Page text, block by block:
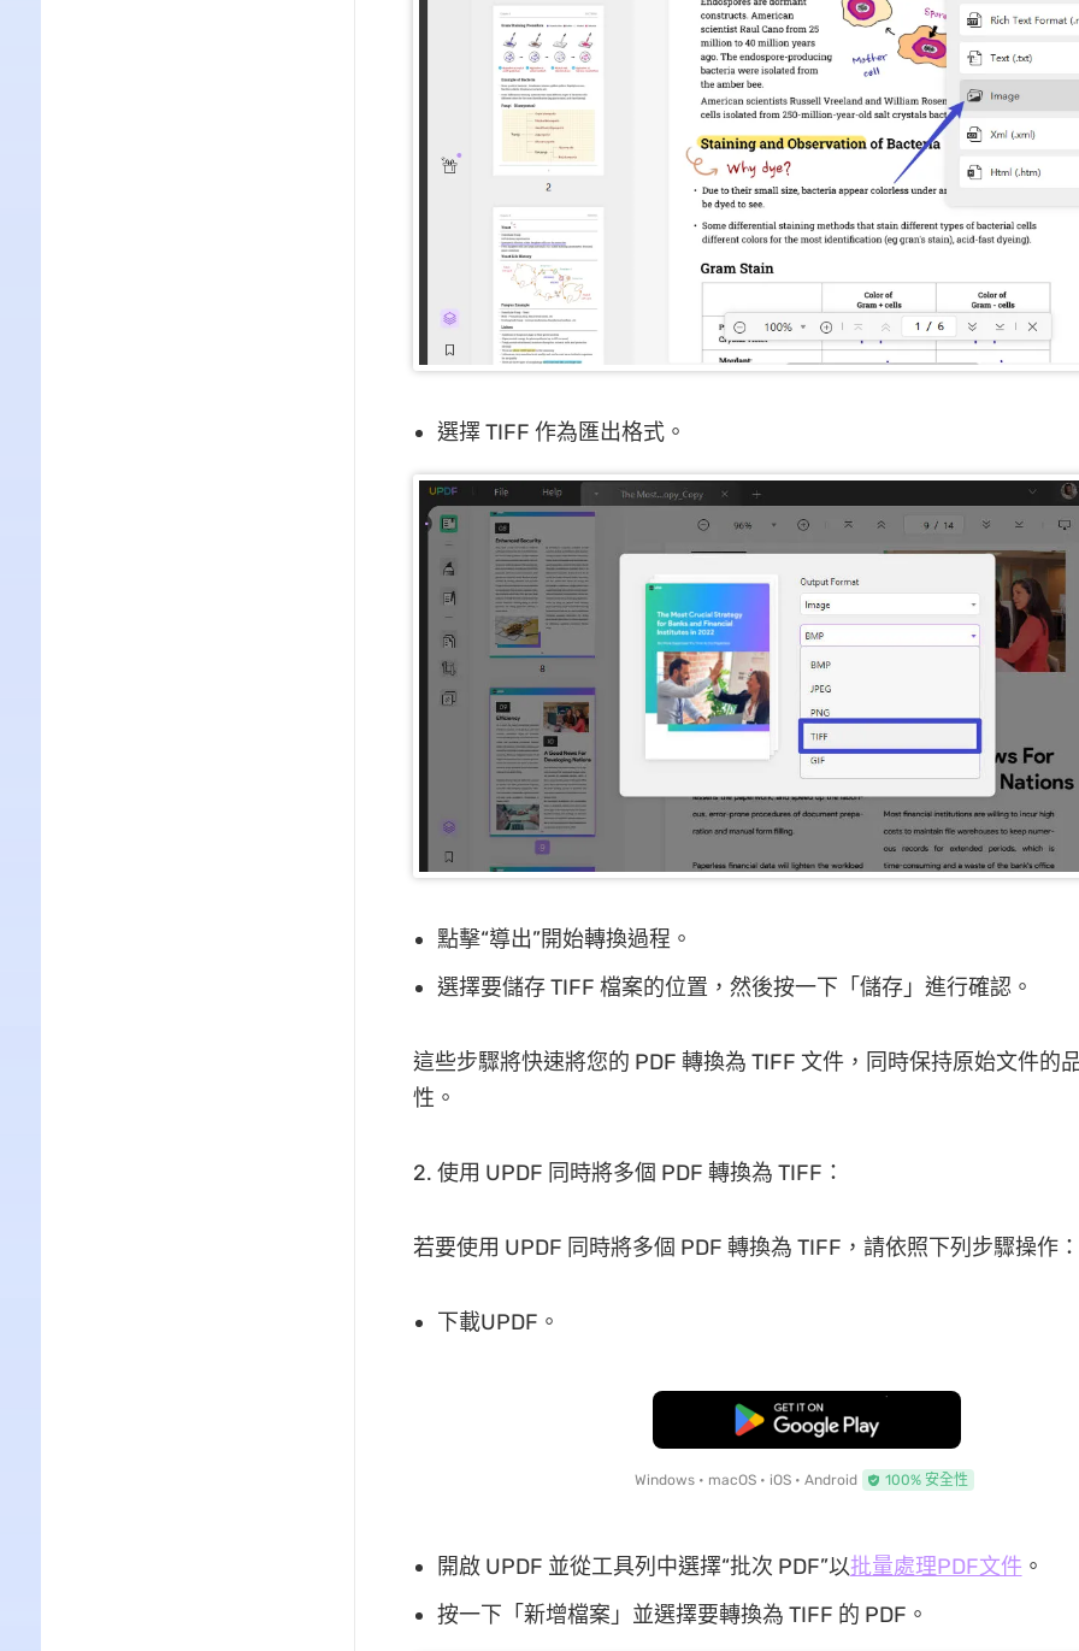
選擇 TIFF 作為匯出格式。
點擊“導出”開始轉換過程。
選擇要儲存 TIFF 檔案的位置，然後按一下「儲存」進行確認。
這些步驟將快速將您的 PDF 轉換為 TIFF 文件，同時保持原始文件的
性。
2. 使用 UPDF 同時將多個 PDF 轉換為 TIFF：
若要使用 UPDF 同時將多個 PDF 轉換為 TIFF，請依照下列步驟操作：
下載UPDF。
免費下載
Windows • macOS • iOS • Android 100% 安全性
開啟 UPDF 並從工具列中選擇“批次 PDF”以批量處理PDF文件 。
按一下「新增檔案」並選擇要轉換為 TIFF 的 PDF。